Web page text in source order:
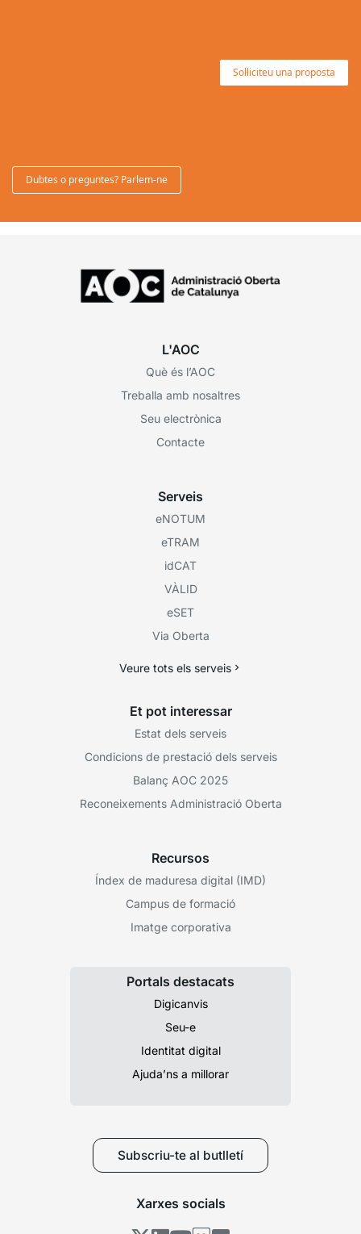
Sol·liciteu una proposta
Dubtes o preguntes? Parlem-ne
L'AOC
Què és l’AOC
Treballa amb nosaltres
Seu electrònica
Contacte
Serveis
eNOTUM
eTRAM
idCAT
VÀLID
eSET
Via Oberta
Veure tots els serveis
Et pot interessar
Estat dels serveis
Condicions de prestació dels serveis
Balanç AOC 2025
Reconeixements Administració Oberta
Recursos
Índex de maduresa digital (IMD)
Campus de formació
Imatge corporativa
Portals destacats
Digicanvis
Seu-e
Identitat digital
Ajuda’ns a millorar
Subscriu-te al butlletí
Xarxes socials